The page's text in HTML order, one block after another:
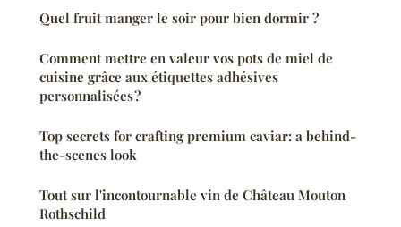
Quel fruit manger le soir pour bien dormir ?
Comment mettre en valeur vos pots de miel de
cuisine grâce aux étiquettes adhésives
personnalisées ?
Top secrets for crafting premium caviar: a behind-
the-scenes look
Tout sur l'incontournable vin de Château Mouton
Rothschild